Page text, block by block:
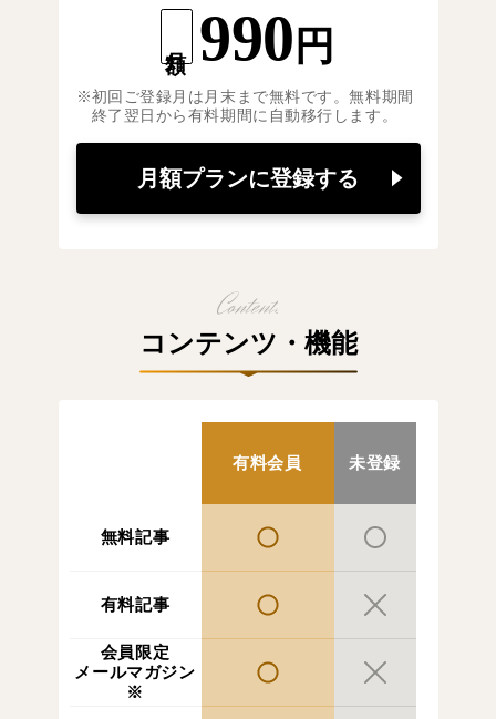
990 円
初回ご登録月は月末まで無料です。無料期間
終了翌日から有料期間に自動移行します。
月額プランに登録する
コンテンツ・機能
有料会員 未登録
無料記事
有料記事
会員限定
メールマガジン
※